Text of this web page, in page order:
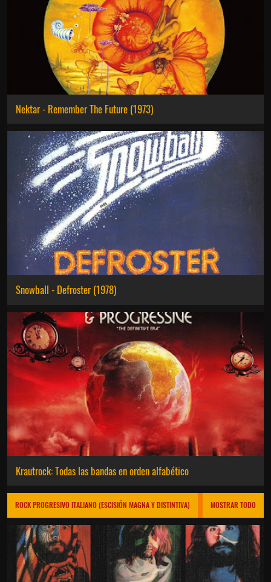
Nektar - Remember The Future (1973)
Snowball - Defroster (1978)
Krautrock: Todas las bandas en orden alfabético
ROCK PROGRESIVO ITALIANO (ESCISIÓN MAGNA Y DISTINTIVA) MOSTRAR TODO